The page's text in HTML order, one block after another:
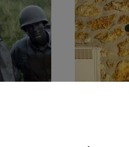
Pourquoi